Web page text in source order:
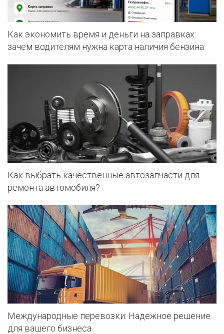
Как экономить время и деньги на заправках:
зачем водителям нужна карта наличия бензина
Как выбрать качественные автозапчасти для
ремонта автомобиля?
Международные перевозки: Надежное решение
для вашего бизнеса